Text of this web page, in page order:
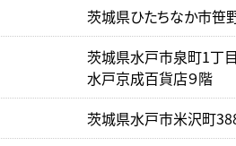
茨城県ひたちなか市笹
茨城県水戸市泉町1丁
水戸京成百貨店９階
茨城県水戸市米沢町